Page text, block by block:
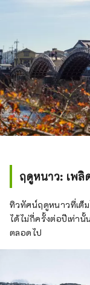
ฤดูหนาว: เพ
ทิวทัศน์ฤดูหนาวที่เต็
ได้ไม่กี่ครั้งต่อปีเท่า
ตลอดไป